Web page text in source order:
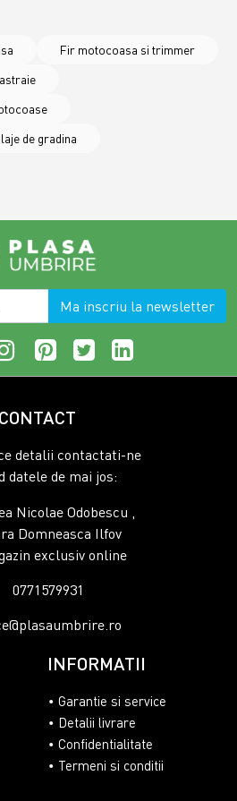
Fir motocoasa si trimmer
de gradina
Ma inscriu la newsletter
CONTACT
detalii contactati-ne
datele de mai jos:
Nicolae Odobescu ,
Domneasca Ilfov
exclusiv online
0771579931
INFORMATII
Garantie si service
Detalii livrare
Confidentialitate
Termeni si conditii